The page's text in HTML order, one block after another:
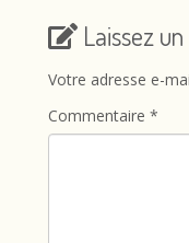
Laissez
Votre adresse e-
Commentaire *